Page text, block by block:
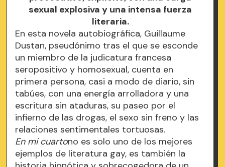
sexual explosiva y una intensa fuerza
literaria.
En esta novela autobiográfica, Guillaume
Dustan, pseudónimo tras el que se esconde
un miembro de la judicatura francesa
seropositivo y homosexual, cuenta en
primera persona, casi a modo de diario, sin
tabúes, con una energía arrolladora y una
escritura sin ataduras, su paseo por el
infierno de las drogas, el sexo sin freno y las
relaciones sentimentales tortuosas.
En mi cuartono es solo uno de los mejores
ejemplos de literatura gay, es también la